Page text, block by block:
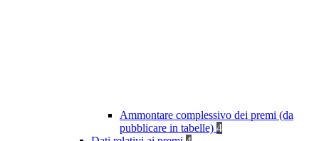
Ammontare complessivo dei premi (da
pubblicare in tabelle) 4